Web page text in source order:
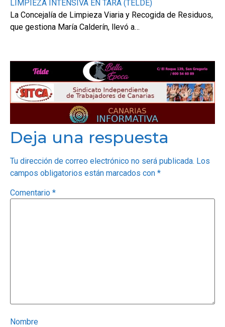
LIMPIEZA INTENSIVA EN TARA (TELDE)
La Concejalía de Limpieza Viaria y Recogida de Residuos,
que gestiona María Calderín, llevó a…
Deja una respuesta
Tu dirección de correo electrónico no será publicada. Los
campos obligatorios están marcados con *
Comentario *
Nombre